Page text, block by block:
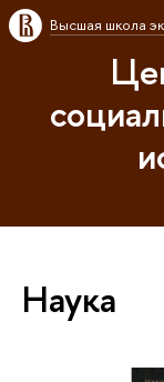
Высшая школа
Наука